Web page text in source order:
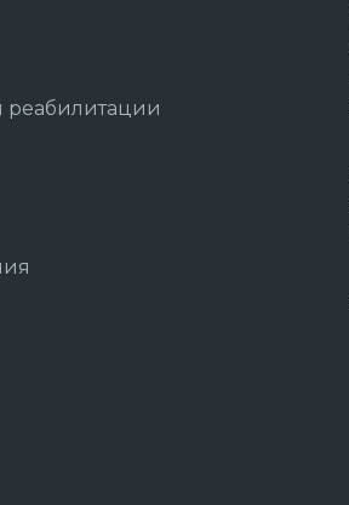
реабилитации